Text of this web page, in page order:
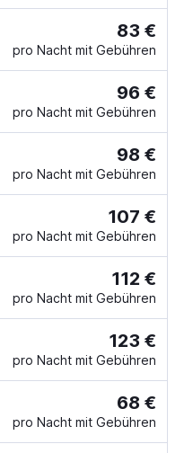
83 €
pro Nacht mit Gebühren
96 €
pro Nacht mit Gebühren
98 €
pro Nacht mit Gebühren
107 €
pro Nacht mit Gebühren
112 €
pro Nacht mit Gebühren
123 €
pro Nacht mit Gebühren
68 €
pro Nacht mit Gebühren